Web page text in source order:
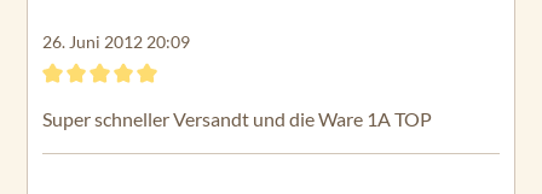
26. Juni 2012 20:09
Super schneller Versandt und die Ware 1A TOP